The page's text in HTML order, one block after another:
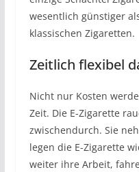
wesentlich günstiger
klassischen Zigaretten.
Zeitlich flexibel
Nicht nur Kosten
Zeit. Die E-Zigarette
zwischendurch. Sie
legen die E-Zigarette
weiter ihre Arbeit,